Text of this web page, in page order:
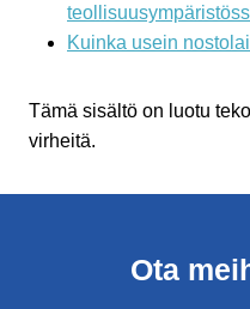
Kuinka usein
Tämä sisältö on luotu
virheitä.
Ota